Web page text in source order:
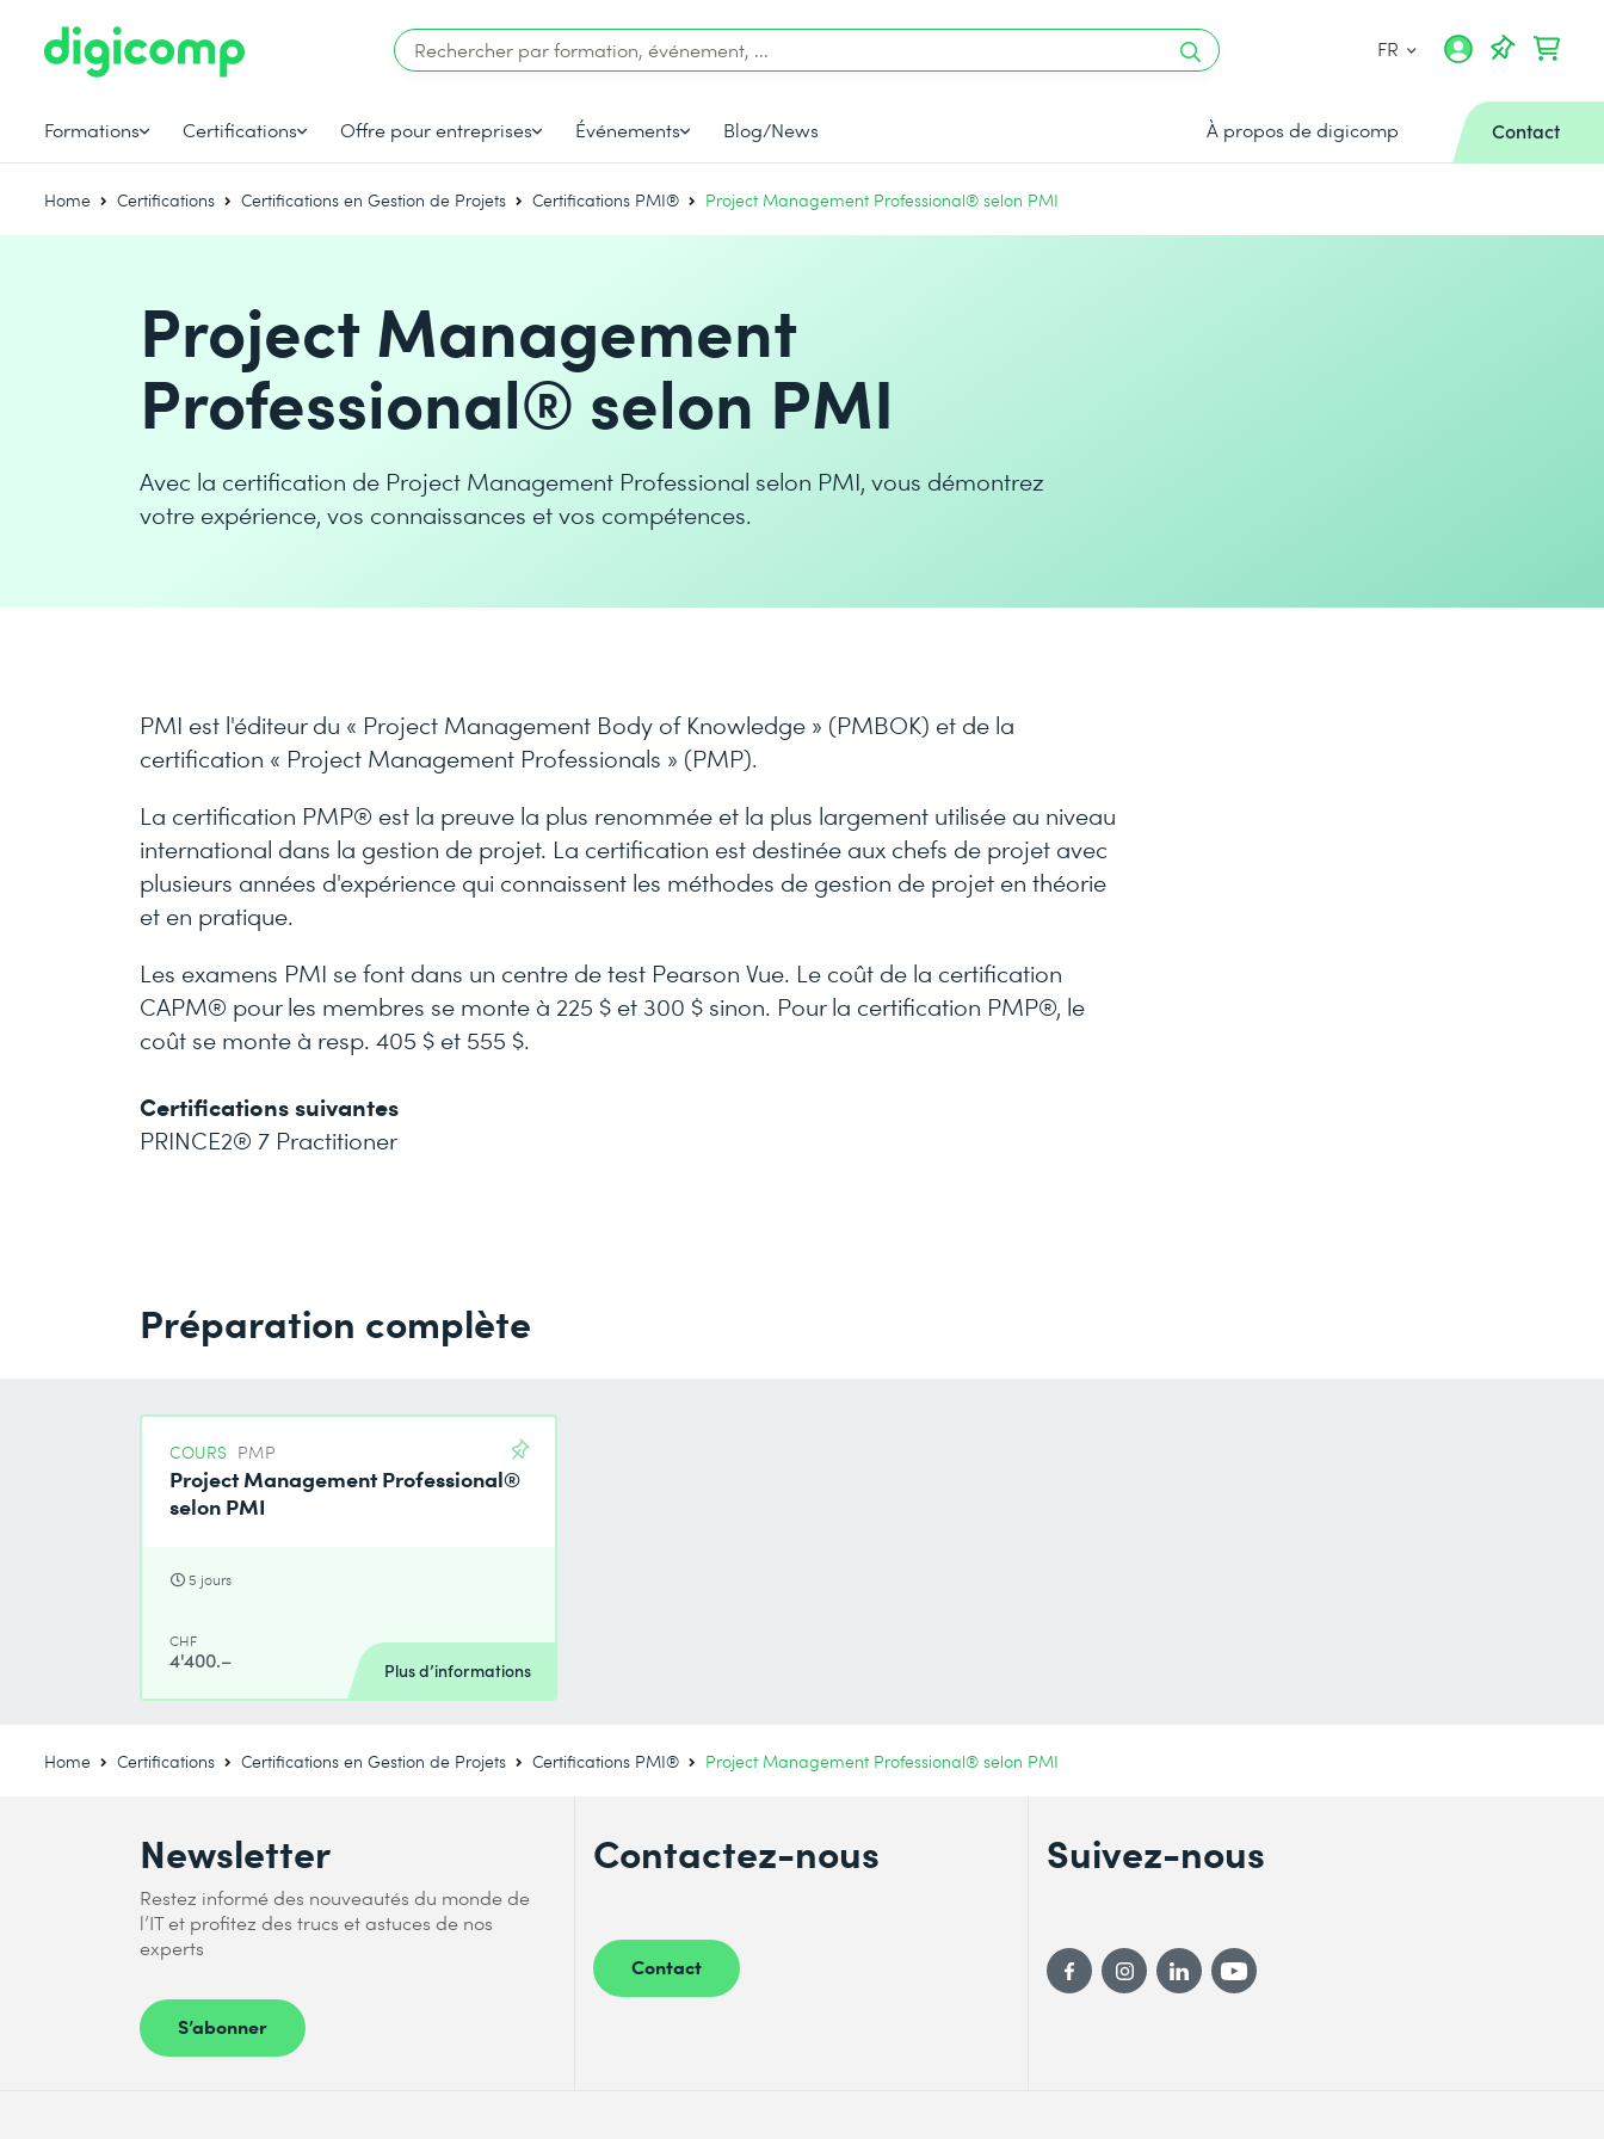
FR
Formations Certifications Offre pour entreprises Événements Blog/News À propos de digicomp Contact
Home Certifications Certifications en Gestion de Projets Certifications PMI® Project Management Professional® selon PMI
Project Management
Professional® selon PMI
Avec la certification de Project Management Professional selon PMI, vous démontrez
votre expérience, vos connaissances et vos compétences.
PMI est l'éditeur du « Project Management Body of Knowledge » (PMBOK) et de la
certification « Project Management Professionals » (PMP).
La certification PMP® est la preuve la plus renommée et la plus largement utilisée au niveau
international dans la gestion de projet. La certification est destinée aux chefs de projet avec
plusieurs années d'expérience qui connaissent les méthodes de gestion de projet en théorie
et en pratique.
Les examens PMI se font dans un centre de test Pearson Vue. Le coût de la certification
CAPM® pour les membres se monte à 225 $ et 300 $ sinon. Pour la certification PMP®, le
coût se monte à resp. 405 $ et 555 $.
Certifications suivantes
PRINCE2® 7 Practitioner
Préparation complète
COURS PMP
Project Management Professional®
selon PMI
5 jours
CHF
4'400.– Plus d’informations
Home Certifications Certifications en Gestion de Projets Certifications PMI® Project Management Professional® selon PMI
Newsletter
Restez informé des nouveautés du monde de
l’IT et profitez des trucs et astuces de nos
experts
S’abonner
Contactez-nous
Contact
Suivez-nous